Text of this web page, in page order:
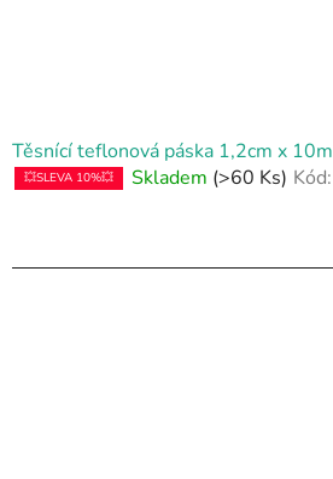
Těsnící teflonová páska 1,2cm x 10m
💥SLEVA 10%💥 Skladem (>60 Ks) Kód: